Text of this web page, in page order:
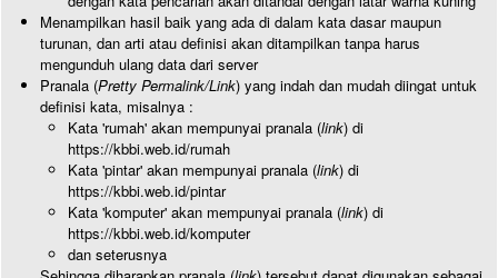
Menampilkan hasil baik yang ada di dalam kata dasar maupun
turunan, dan arti atau definisi akan ditampilkan tanpa harus
mengunduh ulang data dari server
Pranala (Pretty Permalink/Link) yang indah dan mudah diingat untuk
definisi kata, misalnya :
Kata 'rumah' akan mempunyai pranala (link) di
https://kbbi.web.id/rumah
Kata 'pintar' akan mempunyai pranala (link) di
https://kbbi.web.id/pintar
Kata 'komputer' akan mempunyai pranala (link) di
https://kbbi.web.id/komputer
dan seterusnya